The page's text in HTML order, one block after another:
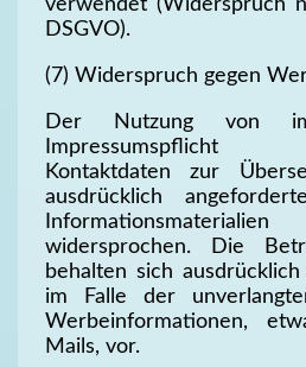
verwendet (Widerspruch
DSGVO).
(7) Widerspruch gegen
Der Nutzung von
Impressumspflicht
Kontaktdaten zur
ausdrücklich
widersprochen. Die
behalten sich
im Falle der
Werbeinformationen,
Mails, vor.